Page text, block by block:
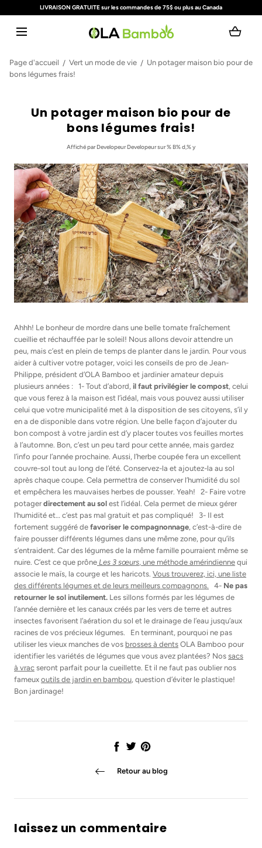
ALLER AU CONTENU
LIVRAISON GRATUITE sur les commandes de 75$ ou plus au Canada
Page d'accueil
Vert un mode de vie
Un potager maison bio pour de
bons légumes frais!
Un potager maison bio pour de
bons légumes frais!
Affichépar Developeur Developeursur % B% d,% y
Ahhh! Le bonheur de mordre dans une belle tomate fraîchement
cueillie et réchauffée par le soleil! Nous allons devoir attendre un
peu, mais c’est en plein de temps de planter dans le jardin. Pour vous
aider à cultiver votre potager, voici les conseils de pro de Jean-
Philippe, président d’OLA Bamboo et jardinier amateur depuis
plusieurs années : 1- Tout d’abord, il faut privilégier le compost, celui
que vous ferez à la maison est l’idéal, mais vous pouvez aussi utiliser
celui que votre municipalité met à la disposition de ses citoyens, s’il y
en a de disponible dans votre région. Une belle façon d’ajouter du
bon compost à votre jardin est d’y placer toutes vos feuilles mortes
à l’automne. Bon, c’est un peu tard pour cette année, mais gardez
l’info pour l’année prochaine. Aussi, l’herbe coupée fera un excellent
couvre-sol tout au long de l’été. Conservez-la et ajoutez-la au sol
après chaque coupe. Cela permettra de conserver l’humidité du sol
et empêchera les mauvaises herbes de pousser. Yeah! 2- Faire votre
potager directement au sol est l’idéal. Cela permet de mieux gérer
l’humidité et… c’est pas mal gratuit et pas compliqué! 3- Il est
fortement suggéré de favoriser le compagnonnage, c’est-à-dire de
faire pousser différents légumes dans une même zone, pour qu’ils
s’entraident. Car des légumes de la même famille pourraient même se
nuire. C’est ce que prône Les 3 sœurs, une méthode amérindienne qui
associe le maïs, la courge et les haricots. Vous trouverez, ici, une liste
des différents légumes et de leurs meilleurs compagnons. 4- Ne pas
retourner le sol inutilement. Les sillons formés par les légumes de
l’année dernière et les canaux créés par les vers de terre et autres
insectes favorisent l’aération du sol et le drainage de l’eau jusqu’aux
racines de vos précieux légumes. En terminant, pourquoi ne pas
utiliser les vieux manches de vos brosses à dents OLA Bamboo pour
identifier les variétés de légumes que vous avez plantées? Nos sacs
à vrac seront parfait pour la cueillette. Et il ne faut pas oublier nos
fameux outils de jardin en bambou, question d’éviter le plastique!
Bon jardinage!
Partager
TweetÉpingler
Retour au blog
laissez un commentaire